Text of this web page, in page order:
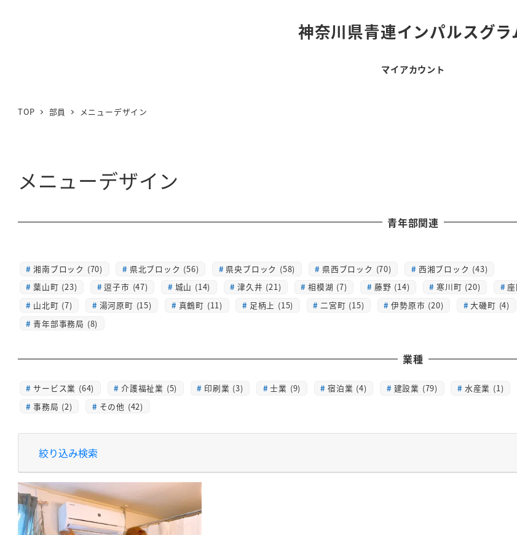
神奈川県青連インパルスグラ
マイアカウント
TOP 部員 メニューデザイン
メニューデザイン
青年部関連
湘南ブロック (70) 県北ブロック (56) 県央ブロック (58) 県西ブロック (70)
西湘ブロック (43)
葉山町 (23)
逗子市 (47) 城山 (14) 津久井 (21) 相模湖 (7) 藤野 (14) 寒川町 (20)
山北町 (7)
湯河原町 (15) 真鶴町 (11) 足柄上 (15) 二宮町 (15) 伊勢原市 (20) 大磯町 (4)
青年部事務局 (8)
業種
サービス業 (64) 介護福祉業 (5) 印刷業 (3) 士業 (9) 宿泊業 (4) 建設業 (79) 水産業 (1)
事務局 (2)
その他 (42)
絞り込み検索